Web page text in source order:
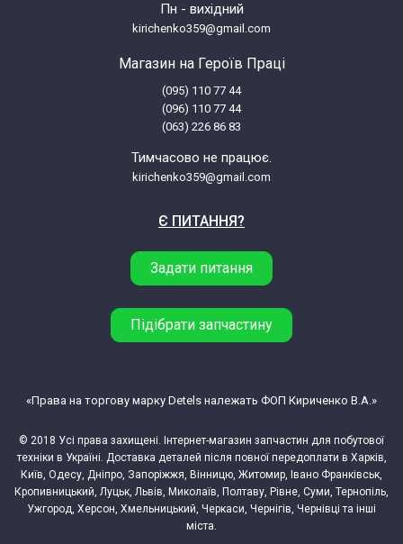
Пн - вихідний
kirichenko359@gmail.com
Магазин на Героїв Праці
(095) 110 77 44
(096) 110 77 44
(063) 226 86 83
Тимчасово не працює.
kirichenko359@gmail.com
Є ПИТАННЯ?
Задати питання
Підібрати запчастину
© 2018 Усі права захищені. Інтернет-магазин запчастин для побутової
техніки в Україні. Доставка деталей після повної передоплати в Харків,
Київ, Одесу, Дніпро, Запоріжжя, Вінницю, Житомир, Івано Франківськ,
Кропивницький, Луцьк, Львів, Миколаїв, Полтаву, Рівне, Суми, Тернопіль,
Ужгород, Херсон, Хмельницький, Черкаси, Чернігів, Чернівці та інші
міста.
«Права на торгову марку Detels належать ФОП Кириченко В.А.»